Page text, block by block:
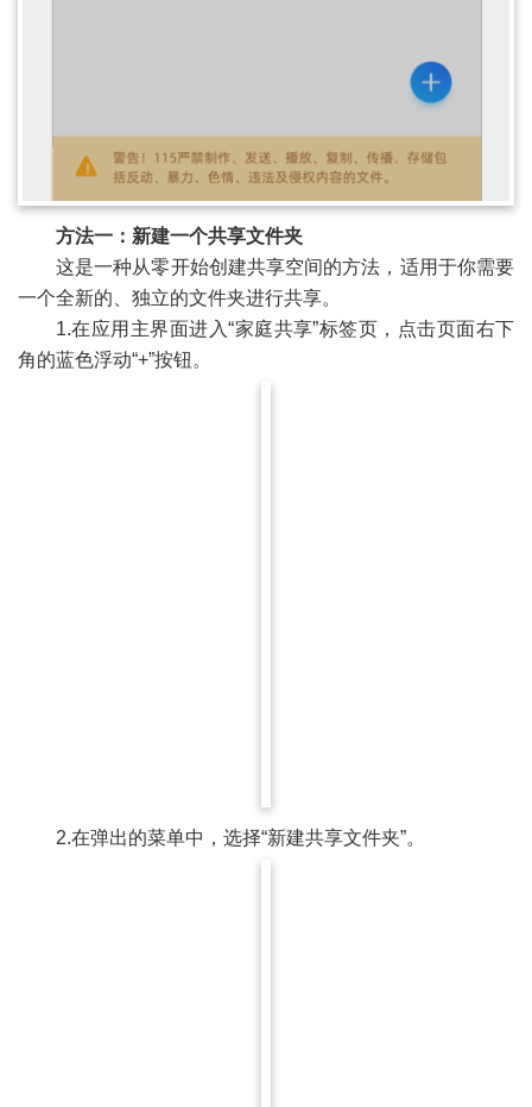
方法一：新建一个共享文件夹
这是一种从零开始创建共享空间的方法，适用于你需要
一个全新的、独立的文件夹进行共享。
1.在应用主界面进入“家庭共享”标签页，点击页面右下
角的蓝色浮动“+”按钮。
2.在弹出的菜单中，选择“新建共享文件夹”。